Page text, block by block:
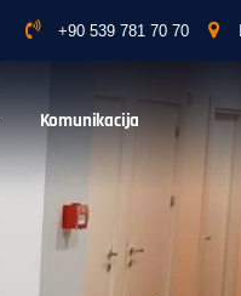
+90 539 781 70 70
Komunikacija